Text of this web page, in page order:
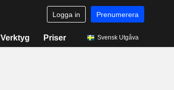
Logga in Prenumerera
Verktyg Priser Svensk Utgåva